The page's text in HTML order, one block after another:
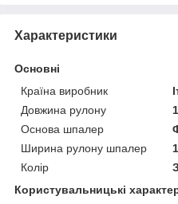
Характеристики
Основні
Країна виробник
Довжина рулону
Основа шпалер
Ширина рулону шпалер
Колір
Користувальницькі